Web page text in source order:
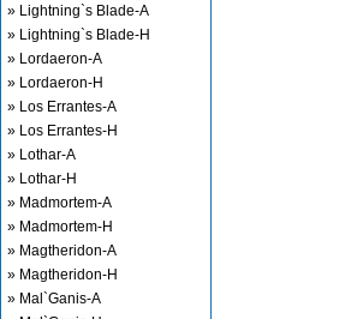
» Lightning`s Blade-A
» Lightning`s Blade-H
» Lordaeron-A
» Lordaeron-H
» Los Errantes-A
» Los Errantes-H
» Lothar-A
» Lothar-H
» Madmortem-A
» Madmortem-H
» Magtheridon-A
» Magtheridon-H
» Mal`Ganis-A